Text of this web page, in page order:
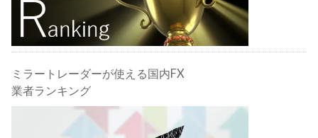
ミラートレーダーが使える国内FX
業者ランキング